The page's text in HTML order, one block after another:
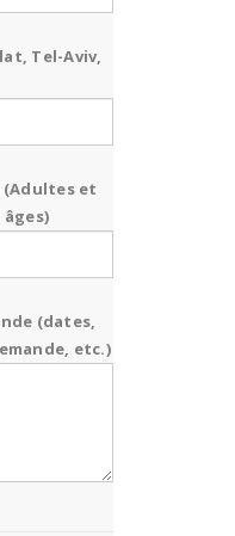
Tel-Aviv,
(Adultes et
(dates,
etc.)